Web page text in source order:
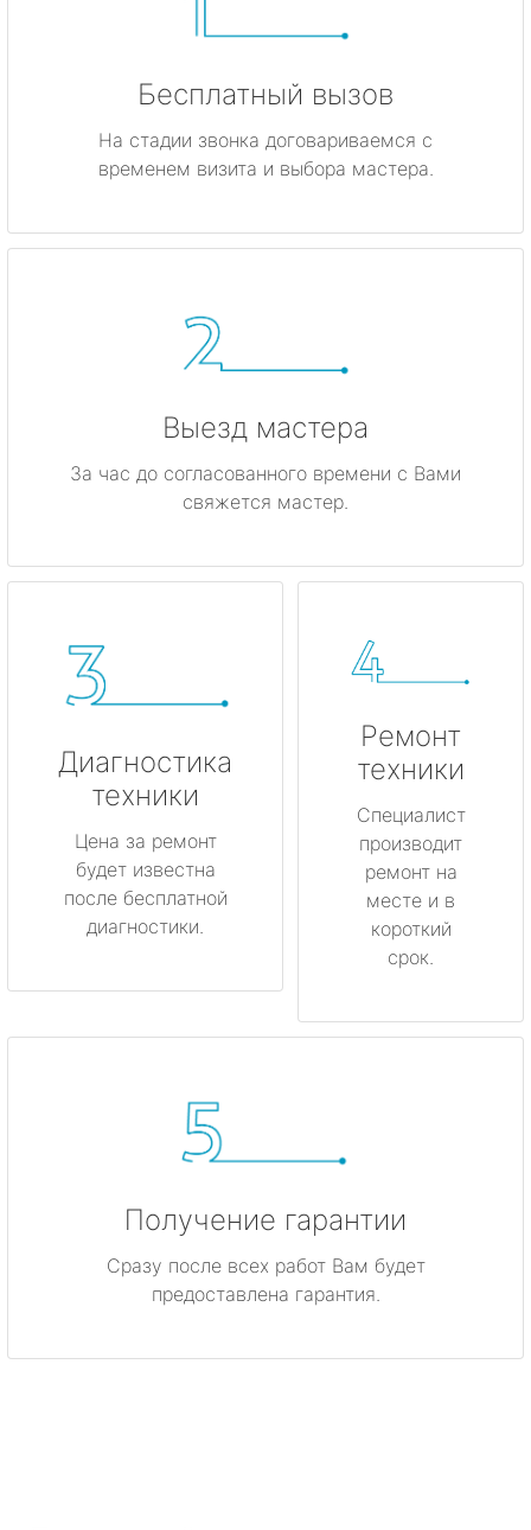
Бесплатный вызов
На стадии звонка договариваемся с
временем визита и выбора мастера.
Выезд мастера
За час до согласованного времени с Вами
свяжется мастер.
Диагностика
техники
Цена за ремонт
будет известна
после бесплатной
диагностики.
Ремонт
техники
Специалист
производит
ремонт на
месте и в
короткий
срок.
Получение гарантии
Сразу после всех работ Вам будет
предоставлена гарантия.